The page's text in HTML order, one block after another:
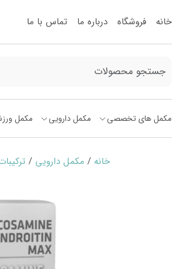
خانه فروشگاه درباره ما تماس با ما
مکمل های تخصصی مکمل دارویی مکمل
خانه / مکمل دارویی /